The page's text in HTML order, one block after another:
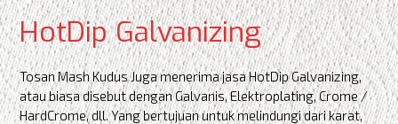
HotDip Galvanizing
Tosan Mash Kudus Juga menerima jasa HotDip Galvanizing,
atau biasa disebut dengan Galvanis, Elektroplating, Crome /
HardCrome, dll. Yang bertujuan untuk melindungi dari karat,